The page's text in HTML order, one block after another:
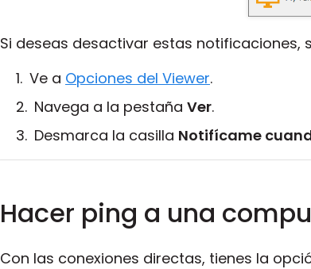
Si deseas desactivar estas notificaciones,
Ve a Opciones del Viewer.
Navega a la pestaña Ver.
Desmarca la casilla Notifícame
Hacer ping a una
Con las conexiones directas, tienes la